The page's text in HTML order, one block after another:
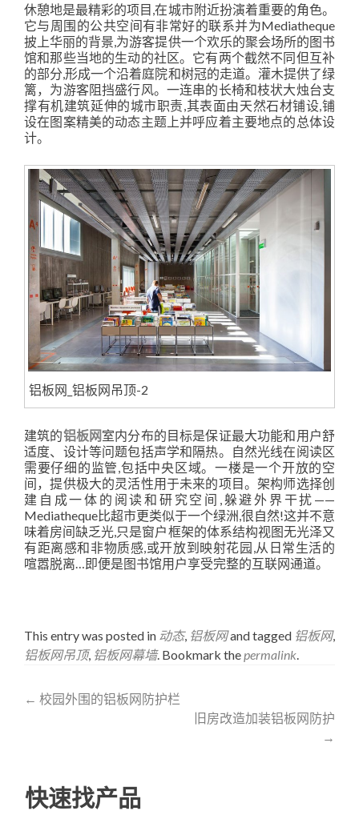
休憩地是最精彩的项目,在城市附近扮演着重要的角色。
它与周围的公共空间有非常好的联系并为Mediatheque
披上华丽的背景,为游客提供一个欢乐的聚会场所的图书
馆和那些当地的生动的社区。它有两个截然不同但互补
的部分,形成一个沿着庭院和树冠的走道。灌木提供了绿
篱，为游客阻挡盛行风。一连串的长椅和枝状大烛台支
撑有机建筑延伸的城市职责,其表面由天然石材铺设,铺
设在图案精美的动态主题上并呼应着主要地点的总体设
计。
铝板网_铝板网吊顶-2
建筑的铝板网室内分布的目标是保证最大功能和用户舒
适度、设计等问题包括声学和隔热。自然光线在阅读区
需要仔细的监管,包括中央区域。一楼是一个开放的空
间，提供极大的灵活性用于未来的项目。架构师选择创
建自成一体的阅读和研究空间,躲避外界干扰——
Mediatheque比超市更类似于一个绿洲,很自然!这并不意
味着房间缺乏光,只是窗户框架的体系结构视图无光泽又
有距离感和非物质感,或开放到映射花园,从日常生活的
喧嚣脱离…即便是图书馆用户享受完整的互联网通道。
This entry was posted in 动态, 铝板网and tagged 铝板网,
铝板网吊顶, 铝板网幕墙. Bookmark thepermalink.
Post
← 校园外围的铝板网防护栏
旧房改造加装铝板网防护
→
快速找产品